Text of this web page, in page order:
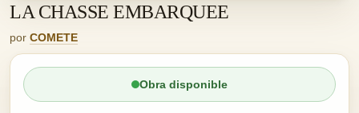
LA CHASSE EMBARQUEE
por COMETE
Obra disponible